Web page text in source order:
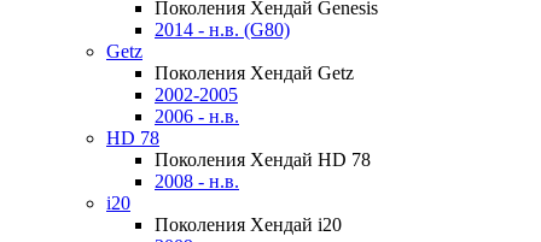
Поколения Хендай Genesis
2014 - н.в. (G80)
Getz
Поколения Хендай Getz
2002-2005
2006 - н.в.
HD 78
Поколения Хендай HD 78
2008 - н.в.
i20
Поколения Хендай i20